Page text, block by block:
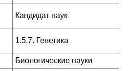
Кандидат наук
1.5.7. Генетика
Биологические науки